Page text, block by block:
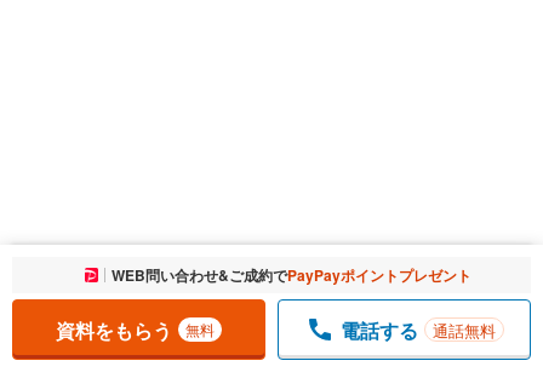
お気に入りに追加しました。 一覧を開く
WEB問い合わせ&ご成約でPayPayポイントプレゼント
資料をもらう 無料 電話する 通話無料